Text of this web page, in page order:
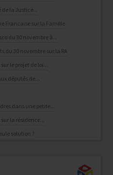
la Justice...
Francaise sur la Famille
du 30 novembre à...
du 30 novembre sur la RA
le projet de loi...
députés de...
dans une petite...
la résidence...
solution ?